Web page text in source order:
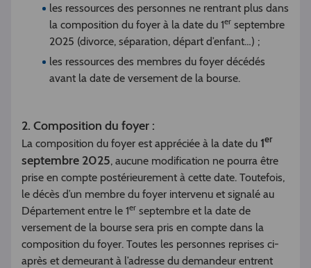
les ressources des personnes ne rentrant plus dans
la composition du foyer à la date du 1er septembre
2025 (divorce, séparation, départ d’enfant…) ;
les ressources des membres du foyer décédés
avant la date de versement de la bourse.
2. Composition du foyer :
La composition du foyer est appréciée à la date du 1er
septembre 2025, aucune modification ne pourra être
prise en compte postérieurement à cette date. Toutefois,
le décès d’un membre du foyer intervenu et signalé au
Département entre le 1er septembre et la date de
versement de la bourse sera pris en compte dans la
composition du foyer. Toutes les personnes reprises ci-
après et demeurant à l’adresse du demandeur entrent